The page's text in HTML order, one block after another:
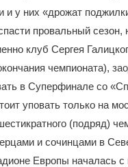
и у них «дрожат
провальный сезон,
клуб Сергея
чемпионата),
в Суперфинале со
уповать только на
(подряд)
и сочинцами в
Европы началась